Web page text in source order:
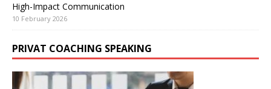
High-Impact Communication
10 February 2026
PRIVAT COACHING SPEAKING